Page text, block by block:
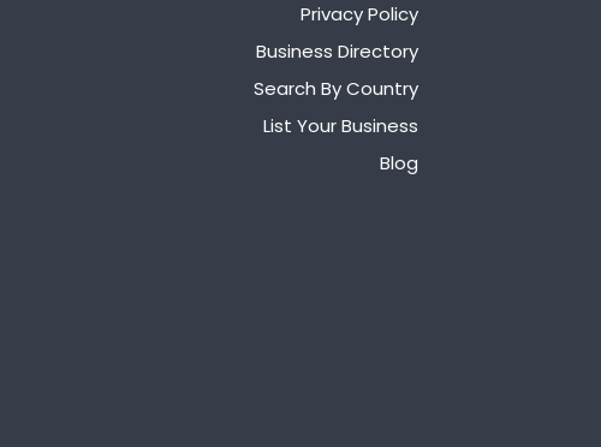
Privacy Policy
Business Directory
Search By Country
List Your Business
Blog